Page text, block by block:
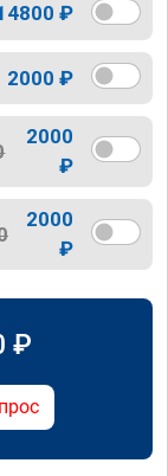
₽
2000 ₽
2000
₽
2000
₽
₽